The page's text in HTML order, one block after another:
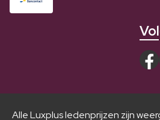
Alle Luxplus ledenprijzen zijn